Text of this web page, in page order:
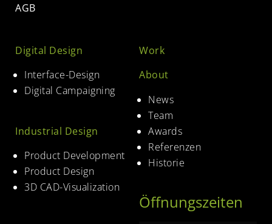
AGB
Digital Design
Interface-Design
Digital Campaigning
Industrial Design
Product Development
Product Design
3D CAD-Visualization
Work
About
News
Team
Awards
Referenzen
Historie
Öffnungszeiten